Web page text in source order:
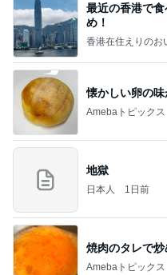
最近の香港で
め！
香港在住えりのお
懐かしい卵の
Amebaトピックス
地獄
日本人 1日前
焼肉のタレで
Amebaトピックス